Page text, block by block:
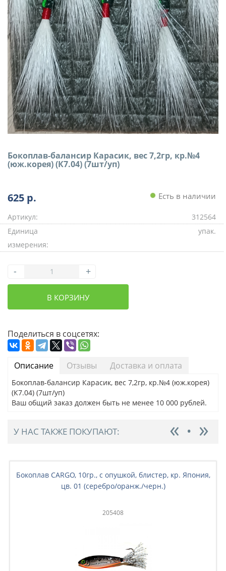
Бокоплав-балансир Карасик, вес 7,2гр, кр.№4
(юж.корея) (К7.04) (7шт/уп)
625 р. Есть в наличии
Артикул:
312564
Единица
измерения:
упак.
- +
В КОРЗИНУ
Поделиться в соцсетях:
Описание Отзывы Доставка и оплата
Бокоплав-балансир Карасик, вес 7,2гр, кр.№4 (юж.корея)
(К7.04) (7шт/уп)
Ваш общий заказ должен быть не менее 10 000 рублей.
У НАС ТАКЖЕ ПОКУПАЮТ:
Бокоплав CARGO, 10гр., с опушкой, блистер, кр. Япония,
цв. 01 (серебро/оранж./черн.)
205408